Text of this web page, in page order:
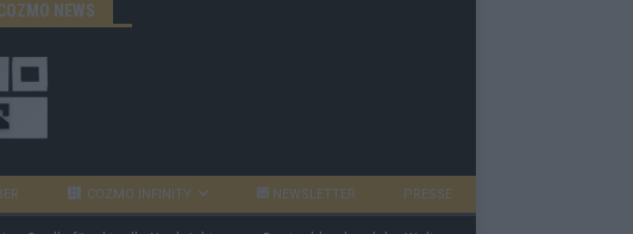
NEWS
COZMO INFINITY NEWSLETTER PRESSE